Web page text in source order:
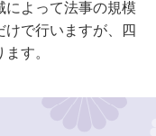
よって法事の規模
で行いますが、四
す。